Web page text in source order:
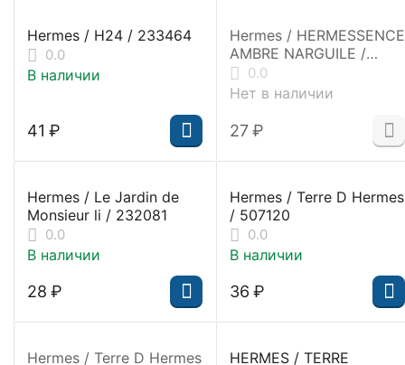
Hermes / H24 / 233464
0.0
В наличии
‍41‍ ₽
Hermes / HERMESSENCE
AMBRE NARGUILE /
503951
0.0
Нет в наличии
‍27‍ ₽
Hermes / Le Jardin de
Monsieur li / 232081
0.0
В наличии
‍28‍ ₽
Hermes / Terre D Hermes
/ 507120
0.0
В наличии
‍36‍ ₽
Hermes / Terre D Hermes HERMES / TERRE